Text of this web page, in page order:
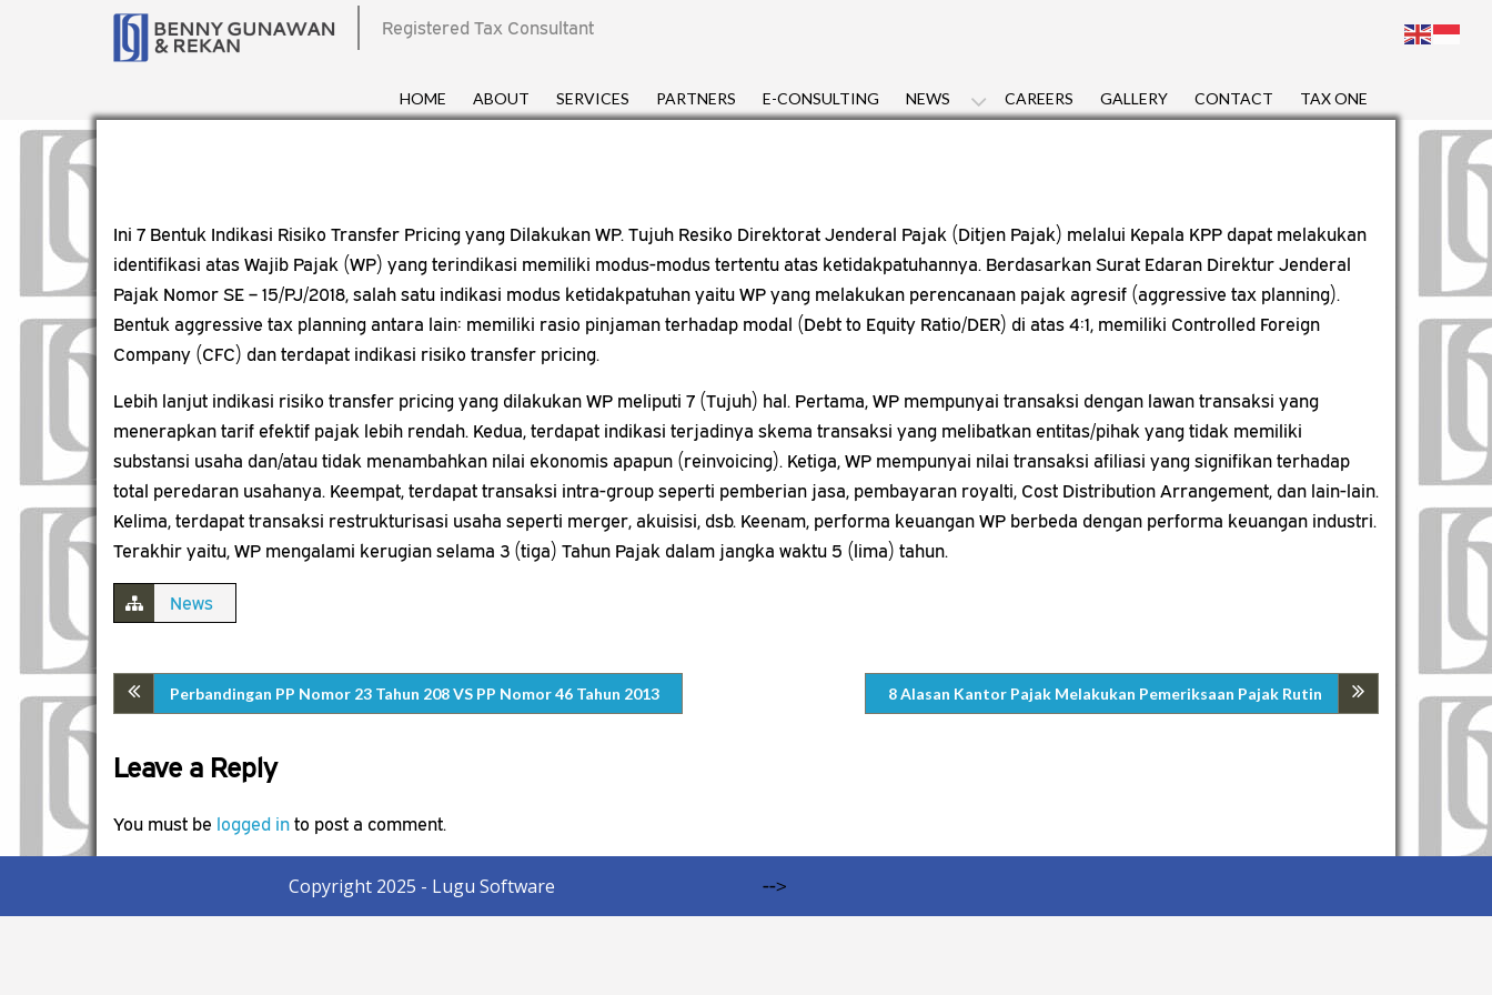
Registered Tax Consultant
HOME ABOUT SERVICES PARTNERS E-CONSULTING NEWS CAREERS GALLERY CONTACT TAX ONE
Ini 7 Bentuk Indikasi Risiko Transfer Pricing yang Dilakukan WP. Tujuh Resiko Direktorat Jenderal Pajak (Ditjen Pajak) melalui Kepala KPP dapat melakukan
identifikasi atas Wajib Pajak (WP) yang terindikasi memiliki modus-modus tertentu atas ketidakpatuhannya. Berdasarkan Surat Edaran Direktur Jenderal
Pajak Nomor SE – 15/PJ/2018, salah satu indikasi modus ketidakpatuhan yaitu WP yang melakukan perencanaan pajak agresif (aggressive tax planning).
Bentuk aggressive tax planning antara lain: memiliki rasio pinjaman terhadap modal (Debt to Equity Ratio/DER) di atas 4:1, memiliki Controlled Foreign
Company (CFC) dan terdapat indikasi risiko transfer pricing.
Lebih lanjut indikasi risiko transfer pricing yang dilakukan WP meliputi 7 (Tujuh) hal. Pertama, WP mempunyai transaksi dengan lawan transaksi yang
menerapkan tarif efektif pajak lebih rendah. Kedua, terdapat indikasi terjadinya skema transaksi yang melibatkan entitas/pihak yang tidak memiliki
substansi usaha dan/atau tidak menambahkan nilai ekonomis apapun (reinvoicing). Ketiga, WP mempunyai nilai transaksi afiliasi yang signifikan terhadap
total peredaran usahanya. Keempat, terdapat transaksi intra-group seperti pemberian jasa, pembayaran royalti, Cost Distribution Arrangement, dan lain-lain.
Kelima, terdapat transaksi restrukturisasi usaha seperti merger, akuisisi, dsb. Keenam, performa keuangan WP berbeda dengan performa keuangan industri.
Terakhir yaitu, WP mengalami kerugian selama 3 (tiga) Tahun Pajak dalam jangka waktu 5 (lima) tahun.
News
Perbandingan PP Nomor 23 Tahun 208 VS PP Nomor 46 Tahun 2013 8 Alasan Kantor Pajak Melakukan Pemeriksaan Pajak Rutin
Leave a Reply
You must be logged in to post a comment.
Copyright 2025 - Lugu Software -->